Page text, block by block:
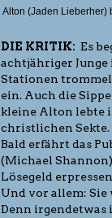
Alton (Jaden Lieberher)
DIE KRITIK: Es
achtjähriger
Stationen
ein. Auch die
kleine Alton lebte
christlichen Sekte.
Bald erfährt das
(Michael
Lösegeld
Und vor allem:
Denn irgendetwas